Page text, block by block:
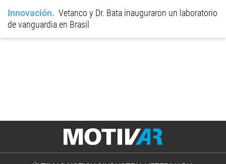
Innovación
Vetanco y Dr. Bata inauguraron un laboratorio
de vanguardia en Brasil